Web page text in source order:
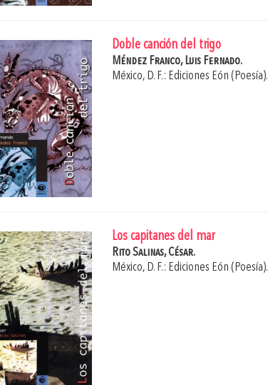
Doble canción del trigo
Méndez Franco, Luis Fernado.
México, D. F.: Ediciones Eón (Poesía).
Los capitanes del mar
Rito Salinas, César.
México, D. F.: Ediciones Eón (Poesía).